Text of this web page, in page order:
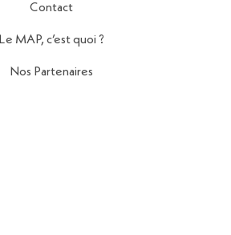
Contact
Le MAP, c’est quoi ?
Nos Partenaires